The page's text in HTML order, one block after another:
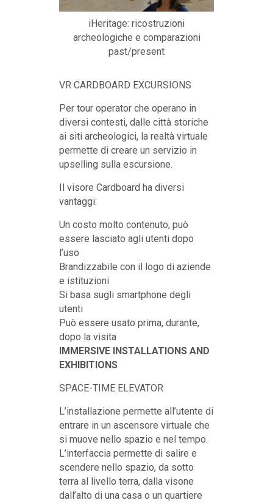
iHeritage: ricostruzioni
archeologiche e comparazioni
past/present
VR CARDBOARD EXCURSIONS
Per tour operator che operano in
diversi contesti, dalle città storiche
ai siti archeologici, la realtà virtuale
permette di creare un servizio in
upselling sulla escursione.
Il visore Cardboard ha diversi
vantaggi:
Un costo molto contenuto, può
essere lasciato agli utenti dopo
l’uso
Brandizzabile con il logo di aziende
e istituzioni
Si basa sugli smartphone degli
utenti
Può essere usato prima, durante,
dopo la visita
IMMERSIVE INSTALLATIONS AND
EXHIBITIONS
SPACE-TIME ELEVATOR
L’installazione permette all’utente di
entrare in un ascensore virtuale che
si muove nello spazio e nel tempo.
L’interfaccia permette di salire e
scendere nello spazio, da sotto
terra al livello terra, dalla visone
dall’alto di una casa o un quartiere